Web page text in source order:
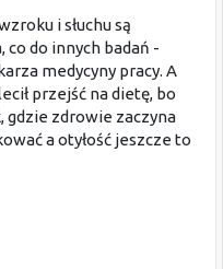
i słuchu są
do innych badań -
medycyny pracy. A
przejść na dietę, bo
gdzie zdrowie zaczyna
a otyłość jeszcze to